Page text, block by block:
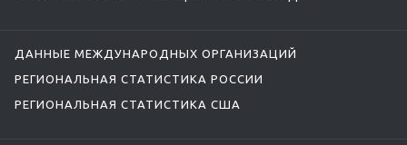
ДАННЫЕ МЕЖДУНАРОДНЫХ ОРГАНИЗАЦИЙ
РЕГИОНАЛЬНАЯ СТАТИСТИКА РОССИИ
РЕГИОНАЛЬНАЯ СТАТИСТИКА США